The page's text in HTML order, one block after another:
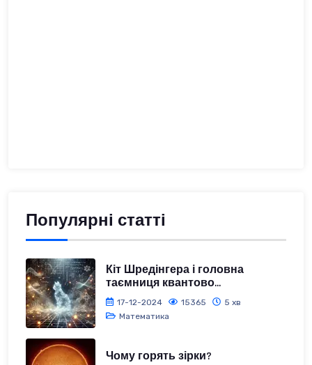
Популярні статті
Кіт Шредінгера і головна
таємниця квантово...
17-12-2024 15365
5 хв
Математика
Чому горять зірки?